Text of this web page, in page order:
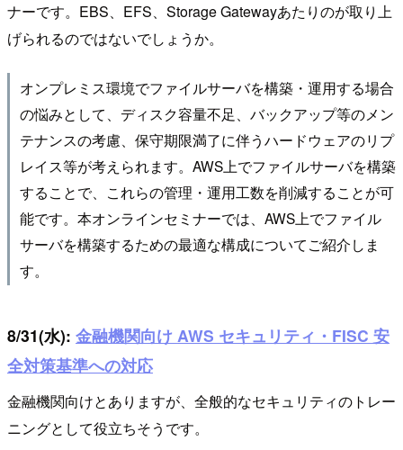
ナーです。EBS、EFS、Storage Gatewayあたりのが取り上
げられるのではないでしょうか。
オンプレミス環境でファイルサーバを構築・運用する場合
の悩みとして、ディスク容量不足、バックアップ等のメン
テナンスの考慮、保守期限満了に伴うハードウェアのリプ
レイス等が考えられます。AWS上でファイルサーバを構築
することで、これらの管理・運用工数を削減することが可
能です。本オンラインセミナーでは、AWS上でファイル
サーバを構築するための最適な構成についてご紹介しま
す。
8/31(水): 金融機関向け AWS セキュリティ・FISC 安
全対策基準への対応
金融機関向けとありますが、全般的なセキュリティのトレー
ニングとして役立ちそうです。